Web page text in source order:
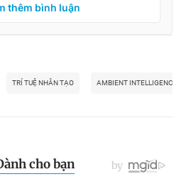
thêm bình luận
TRÍ TUỆ NHÂN TẠO AMBIENT INTELLIGENCE